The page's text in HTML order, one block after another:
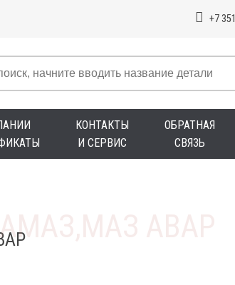
+7 351
КОНТАКТЫ
И СЕРВИС
ОБРАТНАЯ
СВЯЗЬ